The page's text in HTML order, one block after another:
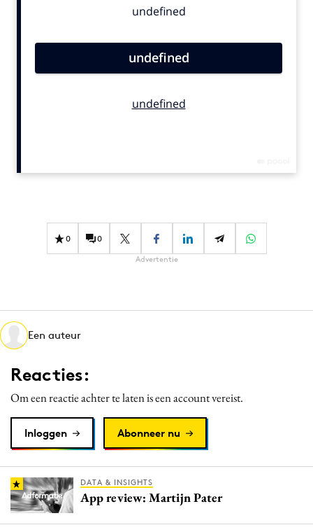
Contentmarketing
Effectiviteit
Gedragsverandering
Martech
Media
Merkstrategie
PR
Programmatic
Reputatie & crisis
0 0
Advertentie
Een auteur
Reacties:
Om een reactie achter te laten is een account vereist.
Inloggen Abonneer nu
DATA & INSIGHTS
App review: Martijn Pater